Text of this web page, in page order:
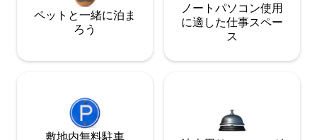
ペットと一緒に泊ま
ろう
ノートパソコン使用
に適した仕事スペー
ス
敷地内無料駐⁠車